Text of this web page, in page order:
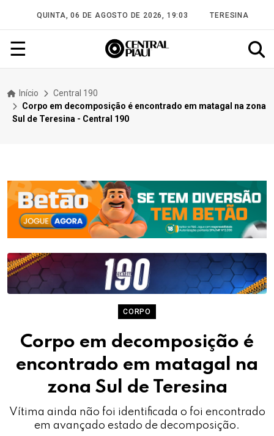
QUINTA, 06 DE AGOSTO DE 2026, 19:03 TERESINA
☰
Início
Central 190
Corpo em decomposição é encontrado em matagal na zona
Sul de Teresina - Central 190
CORPO
Corpo em decomposição é
encontrado em matagal na
zona Sul de Teresina
Vítima ainda não foi identificada o foi encontrado
em avançado estado de decomposição.